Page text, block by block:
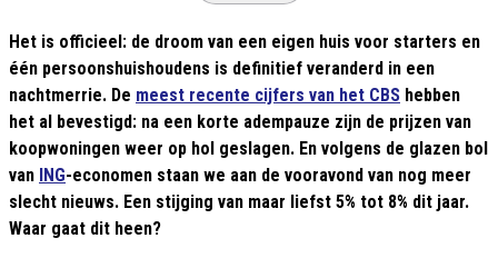
Het is officieel: de droom van een eigen huis voor starters en
één persoonshuishoudens is definitief veranderd in een
nachtmerrie. De meest recente cijfers van het CBS hebben
het al bevestigd: na een korte adempauze zijn de prijzen van
koopwoningen weer op hol geslagen. En volgens de glazen bol
van ING-economen staan we aan de vooravond van nog meer
slecht nieuws. Een stijging van maar liefst 5% tot 8% dit jaar.
Waar gaat dit heen?